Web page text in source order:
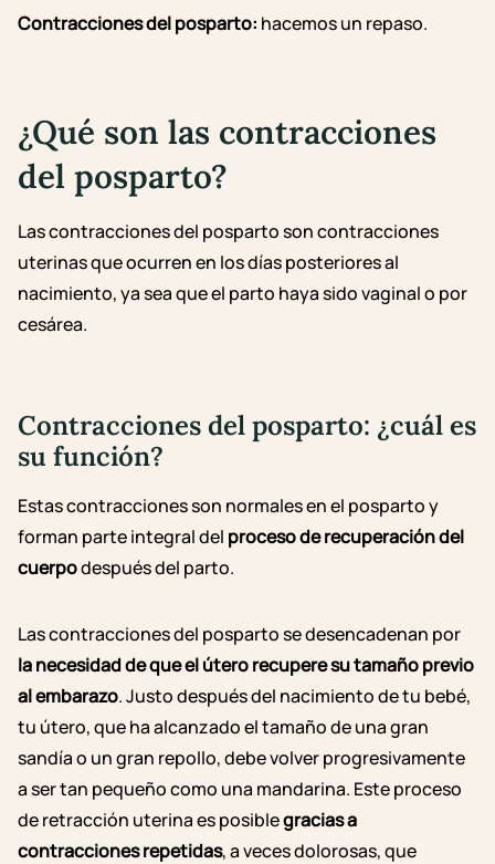
Contracciones del posparto: hacemos un repaso.
¿Qué son las contracciones
del posparto?
Las contracciones del posparto son contracciones
uterinas que ocurren en los días posteriores al
nacimiento, ya sea que el parto haya sido vaginal o por
cesárea.
Contracciones del posparto: ¿cuál es
su función?
Estas contracciones son normales en el posparto y
forman parte integral del proceso de recuperación del
cuerpodespués del parto.
Las contracciones del posparto se desencadenan por
la necesidad de que el útero recupere su tamaño previo
al embarazo. Justo después del nacimiento de tu bebé,
tu útero, que ha alcanzado el tamaño de una gran
sandía o un gran repollo, debe volver progresivamente
a ser tan pequeño como una mandarina. Este proceso
de retracción uterina es posiblegracias a
contracciones repetidas, a veces dolorosas, que